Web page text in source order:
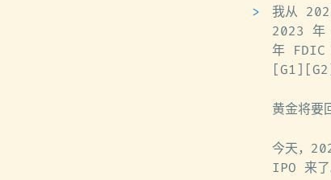
我从
2023 年
年 FDIC
[G1][G2]
黄金将要
今天，
IPO 来了